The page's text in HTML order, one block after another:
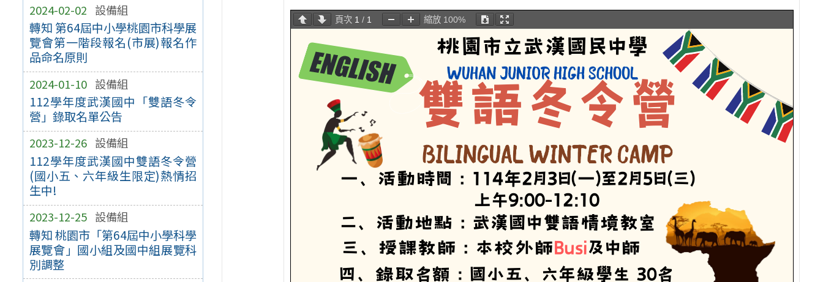
2024-02-02 設備組
轉知 第64屆中小學桃園市科學展
覽會第一階段報名(市展)報名作
品命名原則
2024-01-10 設備組
112學年度武漢國中「雙語冬令
營」錄取名單公告
2023-12-26 設備組
112學年度武漢國中雙語冬令營
(國小五、六年級生限定)熱情招
生中!
2023-12-25 設備組
轉知 桃園市「第64屆中小學科學
展覽會」國小組及國中組展覽科
別調整
頁次 1 / 1 縮放 100%